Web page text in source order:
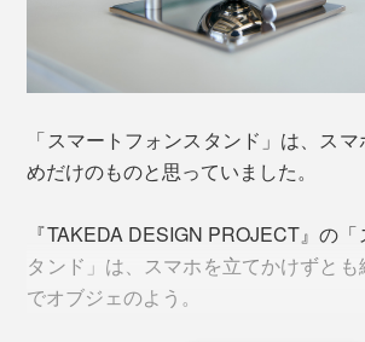
「スマートフォンスタンド」は、ス
めだけのものと思っていました。
『TAKEDA DESIGN PROJECT』の
タンド」は、スマホを立てかけずと
でオブジェのよう。